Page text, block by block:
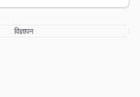
विज्ञापन